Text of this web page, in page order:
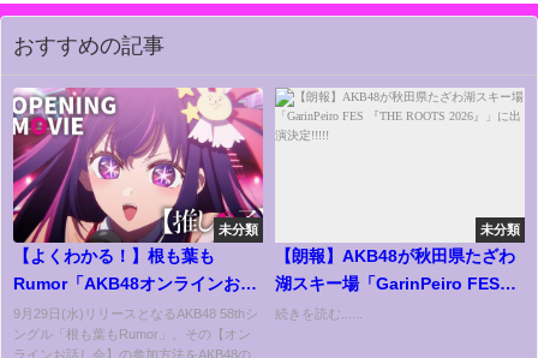
おすすめの記事
未分類
【よくわかる！】根も葉も
Rumor「AKB48オンラインお話
し会」 講座
9月29日(水)リリースとなるAKB48 58thシ
ングル「根も葉もRumor」。その【オン
ラインお話し会】の参加方法をAKB48の
未分類
【朗報】AKB48が秋田県たざわ
湖スキー場「GarinPeiro FES
『THE ROOTS 2026』」に出演
続きを読む......